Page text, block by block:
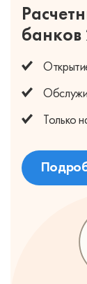
банков
Только